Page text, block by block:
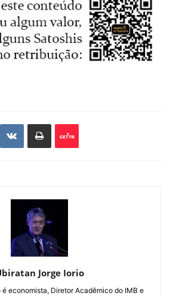
Jorge Iorio
economista, Diretor Acadêmico do IMB e